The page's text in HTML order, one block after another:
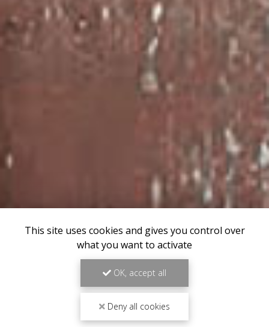
This site uses cookies and gives you control over
what you want to activate
OK, accept all
Deny all cookies